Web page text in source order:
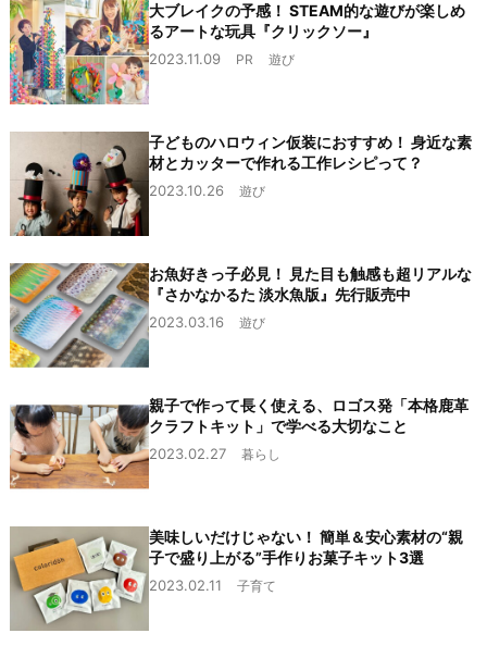
大ブレイクの予感！ STEAM的な遊びが楽しめ
るアートな玩具『クリックソー』
2023.11.09 PR 遊び
子どものハロウィン仮装におすすめ！ 身近な素
材とカッターで作れる工作レシピって？
2023.10.26 遊び
お魚好きっ子必見！ 見た目も触感も超リアルな
『さかなかるた 淡水魚版』先行販売中
2023.03.16 遊び
親子で作って長く使える、ロゴス発「本格鹿革
クラフトキット」で学べる大切なこと
2023.02.27 暮らし
美味しいだけじゃない！ 簡単＆安心素材の“親
子で盛り上がる”手作りお菓子キット3選
2023.02.11 子育て